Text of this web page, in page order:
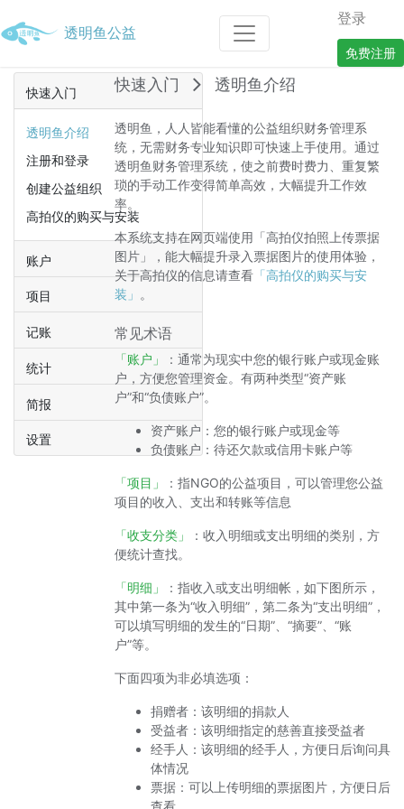
透明鱼公益
登录
免费注册
快速入门
透明鱼介绍
注册和登录
创建公益组织
高拍仪的购买与安装
账户
项目
记账
统计
简报
设置
快速入门 透明鱼介绍
透明鱼，人人皆能看懂的公益组织财务管理系
统，无需财务专业知识即可快速上手使用。通过
透明鱼财务管理系统，使之前费时费力、重复繁
琐的手动工作变得简单高效，大幅提升工作效
率。
本系统支持在网页端使用「高拍仪拍照上传票据
图片」，能大幅提升录入票据图片的使用体验，
关于高拍仪的信息请查看 「高拍仪的购买与安
装」 。
常见术语
「账户」
：通常为现实中您的银行账户或现金账
户，方便您管理资金。有两种类型“资产账
户”和“负债账户”。
资产账户：您的银行账户或现金等
负债账户：待还欠款或信用卡账户等
「项目」
：指NGO的公益项目，可以管理您公益
项目的收入、支出和转账等信息
「收支分类」
：收入明细或支出明细的类别，方
便统计查找。
「明细」
：指收入或支出明细帐，如下图所示，
其中第一条为“收入明细”，第二条为“支出明细”，
可以填写明细的发生的“日期”、“摘要”、“账
户”等。
下面四项为非必填选项：
捐赠者：该明细的捐款人
受益者：该明细指定的慈善直接受益者
经手人：该明细的经手人，方便日后询问具
体情况
票据：可以上传明细的票据图片，方便日后
查看